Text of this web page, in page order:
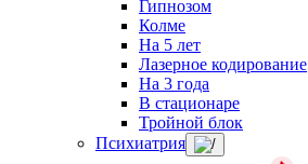
Гипнозом
Колме
На 5 лет
Лазерное кодирование
На 3 года
В стационаре
Тройной блок
Психиатрия